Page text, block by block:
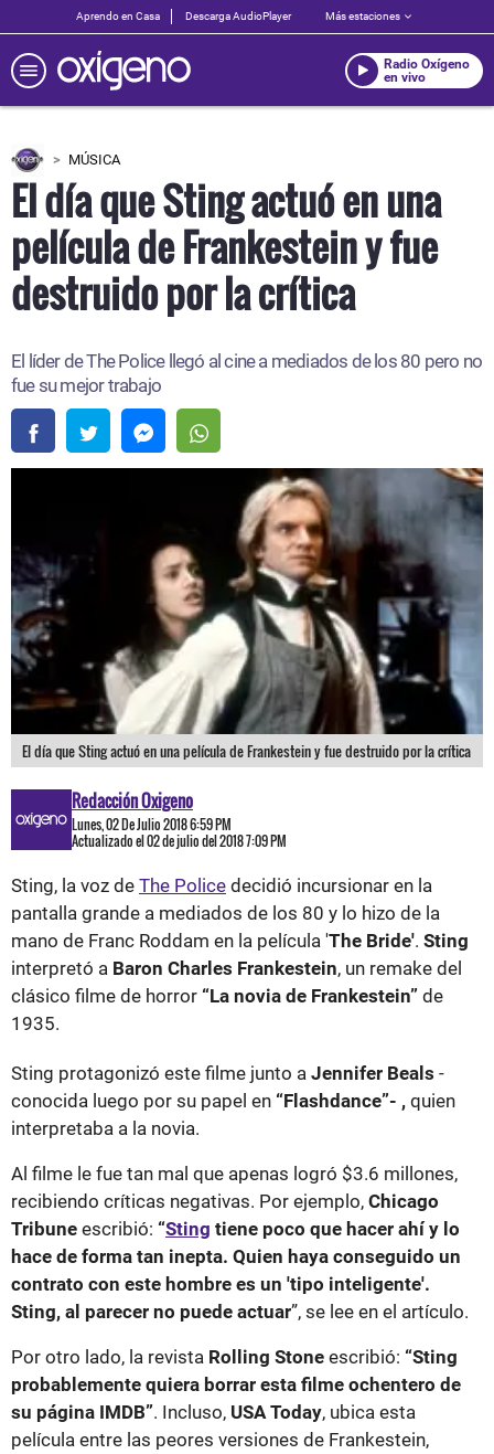
Aprendo en Casa Descarga AudioPlayer Más estaciones
Radio Oxígeno
en vivo
MÚSICA
El día que Sting actuó en una
película de Frankestein y fue
destruido por la crítica
El líder de The Police llegó al cine a mediados de los 80 pero no
fue su mejor trabajo
El día que Sting actuó en una película de Frankestein y fue destruido por la crítica
Redacción Oxigeno
Lunes, 02 De Julio 2018 6:59 PM
Actualizado el 02 de julio del 2018 7:09 PM
Sting, la voz de The Police decidió incursionar en la
pantalla grande a mediados de los 80 y lo hizo de la
mano de Franc Roddam en la película 'The Bride'. Sting
interpretó a Baron Charles Frankestein, un remake del
clásico filme de horror “La novia de Frankestein” de
1935.
Sting protagonizó este filme junto a Jennifer Beals -
conocida luego por su papel en “Flashdance”- , quien
interpretaba a la novia.
Al filme le fue tan mal que apenas logró $3.6 millones,
recibiendo críticas negativas. Por ejemplo, Chicago
Tribune escribió: “Sting tiene poco que hacer ahí y lo
hace de forma tan inepta. Quien haya conseguido un
contrato con este hombre es un 'tipo inteligente'.
Sting, al parecer no puede actuar”, se lee en el artículo.
Por otro lado, la revista Rolling Stone escribió: “Sting
probablemente quiera borrar esta filme ochentero de
su página IMDB”. Incluso, USA Today, ubica esta
película entre las peores versiones de Frankestein,